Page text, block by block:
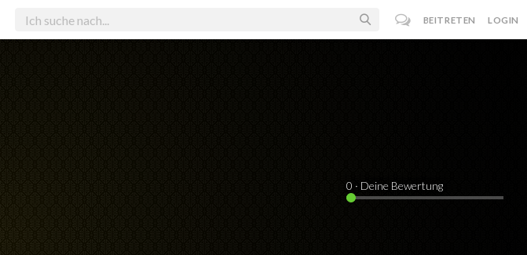
BEITRETEN LOGIN
0 · Deine Bewertung